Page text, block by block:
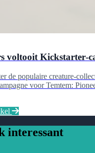
voltooit
de populaire
voor Temtem:
interessant